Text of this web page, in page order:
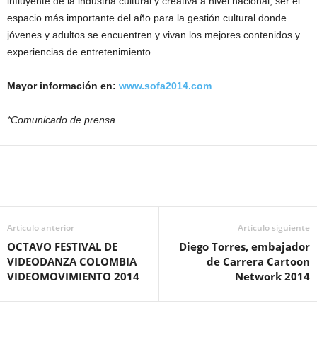
espacio más importante del año para la gestión cultural donde
jóvenes y adultos se encuentren y vivan los mejores contenidos y
experiencias de entretenimiento.
Mayor información en: www.sofa2014.com
*Comunicado de prensa
Artículo anterior
OCTAVO FESTIVAL DE
VIDEODANZA COLOMBIA
VIDEOMOVIMIENTO 2014
Artículo siguiente
Diego Torres, embajador
de Carrera Cartoon
Network 2014